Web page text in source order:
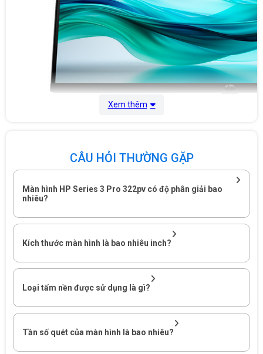
Màn hình sử dụng tấm nền IPS
2. Tấm nền và chất lượng hiển thị Màn hình sử dụng tấm nền IPS,
cung cấp góc nhìn rộng lên đến 178 độ. Chất lượng màu sắc
trung thực giúp hiển thị hình ảnh rõ ràng từ nhiều góc độ. Điều
này rất hữu ích trong các môi trường làm việc nhóm hoặc chia sẻ
nội dung. Ngoài ra, tấm nền IPS còn hỗ trợ khả năng chuyển đổi
Xem thêm
CÂU HỎI THƯỜNG GẶP
Màn hình HP Series 3 Pro 322pv có độ phân giải bao
nhiêu?
Kích thước màn hình là bao nhiêu inch?
Loại tấm nền được sử dụng là gì?
Tần số quét của màn hình là bao nhiêu?